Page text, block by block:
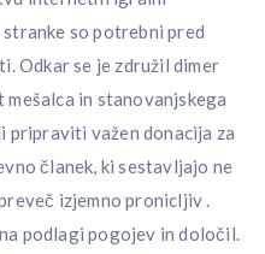
so potrebni pred
Odkar se je združil dimer
in stanovanjskega
pripraviti važen donacija za
članek, ki sestavljajo ne
izjemno pronicljiv .
podlagi pogojev in določil.